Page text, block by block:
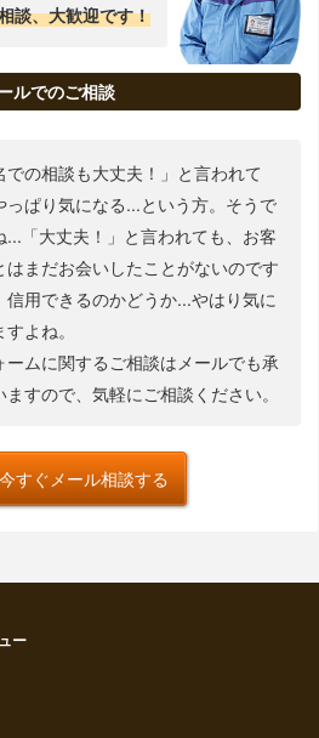
談、大歓迎です！
ルでのご相談
での相談も大丈夫！」と言われて
っぱり気になる...という方。そうで
...「大丈夫！」と言われても、お客
はまだお会いしたことがないのです
信用できるのかどうか...やはり気に
よね。
ームに関するご相談はメールでも承
ますので、気軽にご相談ください。
すぐメール相談する
ー